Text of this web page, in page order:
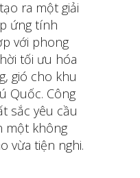
ra một giải
ứng tính
với phong
tối ưu hóa
gió cho khu
Quốc. Công
sắc yêu cầu
một không
vừa tiện nghi.